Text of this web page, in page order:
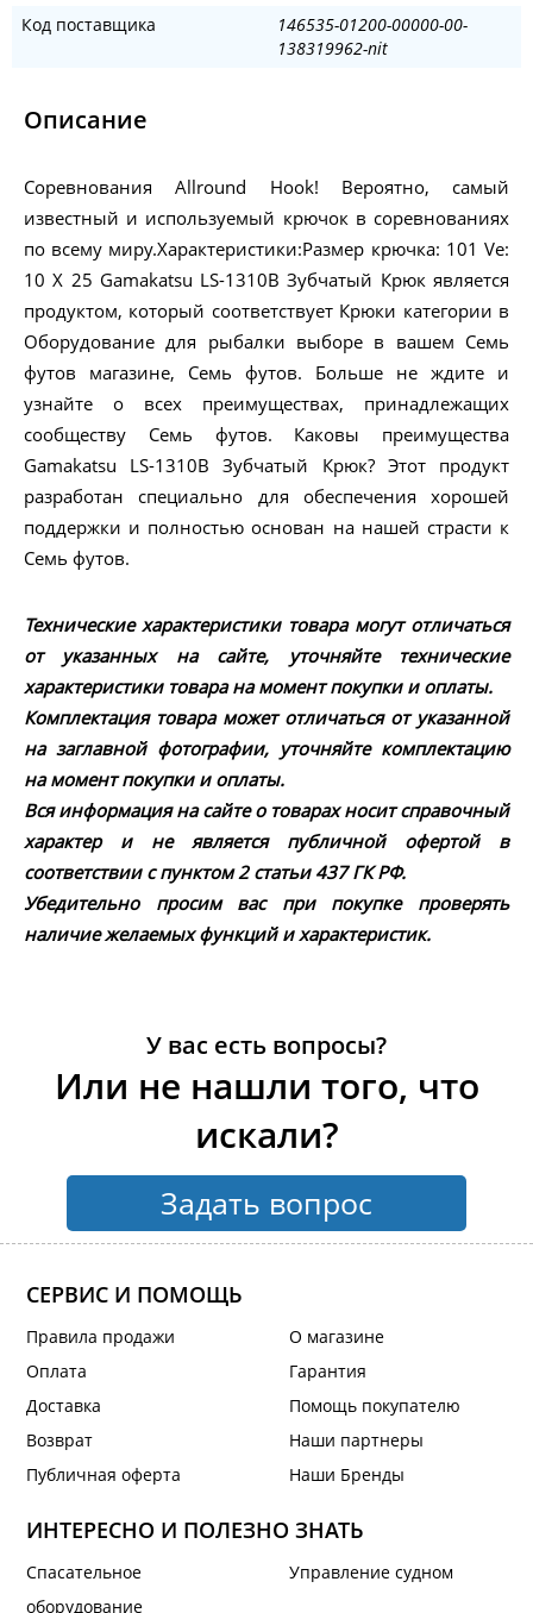
Код поставщика
146535-01200-00000-00-
138319962-nit
Описание
Соревнования Allround Hook! Вероятно, самый
известный и используемый крючок в соревнованиях
по всему миру.Характеристики:Размер крючка: 101 Ve:
10 X 25 Gamakatsu LS-1310B Зубчатый Крюк является
продуктом, который соответствует Крюки категории в
Оборудование для рыбалки выборе в вашем Семь
футов магазине, Семь футов. Больше не ждите и
узнайте о всех преимуществах, принадлежащих
сообществу Семь футов. Каковы преимущества
Gamakatsu LS-1310B Зубчатый Крюк? Этот продукт
разработан специально для обеспечения хорошей
поддержки и полностью основан на нашей страсти к
Семь футов.
Технические характеристики товара могут отличаться
от указанных на сайте, уточняйте технические
характеристики товара на момент покупки и оплаты.
Комплектация товара может отличаться от указанной
на заглавной фотографии, уточняйте комплектацию
на момент покупки и оплаты.
Вся информация на сайте о товарах носит справочный
характер и не является публичной офертой в
соответствии с пунктом 2 статьи 437 ГК РФ.
Убедительно просим вас при покупке проверять
наличие желаемых функций и характеристик.
У вас есть вопросы?
Или не нашли того, что
искали?
Задать вопрос
СЕРВИС И ПОМОЩЬ
Правила продажи
Оплата
Доставка
Возврат
Публичная оферта
О магазине
Гарантия
Помощь покупателю
Наши партнеры
Наши Бренды
ИНТЕРЕСНО И ПОЛЕЗНО ЗНАТЬ
Спасательное
оборудование
Управление судном